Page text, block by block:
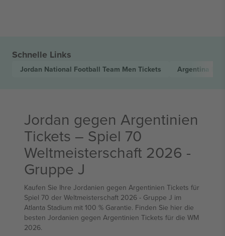
Schnelle Links
Jordan National Football Team Men Tickets Argentina
Jordan gegen Argentinien
Tickets – Spiel 70
Weltmeisterschaft 2026 -
Gruppe J
Kaufen Sie Ihre Jordanien gegen Argentinien Tickets für
Spiel 70 der Weltmeisterschaft 2026 - Gruppe J im
Atlanta Stadium mit 100 % Garantie. Finden Sie hier die
besten Jordanien gegen Argentinien Tickets für die WM
2026.